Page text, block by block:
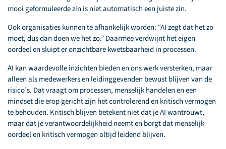
mooi geformuleerde zin is niet automatisch een juiste zin.
Ook organisaties kunnen te afhankelijk worden: “AI zegt dat het zo
moet, dus dan doen we het zo.” Daarmee verdwijnt het eigen
oordeel en sluipt er onzichtbare kwetsbaarheid in processen.
AI kan waardevolle inzichten bieden en ons werk versterken, maar
alleen als medewerkers en leidinggevenden bewust blijven van de
risico’s. Dat vraagt om processen, menselijk handelen en een
mindset die erop gericht zijn het controlerend en kritisch vermogen
te behouden. Kritisch blijven betekent niet dat je AI wantrouwt,
maar dat je verantwoordelijkheid neemt en borgt dat menselijk
oordeel en kritisch vermogen altijd leidend blijven.